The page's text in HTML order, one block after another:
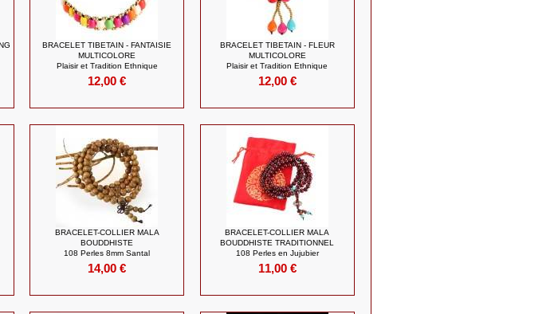
BRACELET TIBETAIN - FANTAISIE
MULTICOLORE
Plaisir et Tradition Ethnique
12,00 €
BRACELET TIBETAIN - FLEUR
MULTICOLORE
Plaisir et Tradition Ethnique
12,00 €
BRACELET-COLLIER MALA
BOUDDHISTE
108 Perles 8mm Santal
14,00 €
BRACELET-COLLIER MALA
BOUDDHISTE TRADITIONNEL
108 Perles en Jujubier
11,00 €